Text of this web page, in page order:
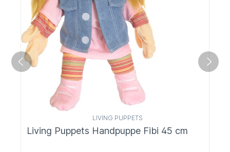
LIVING PUPPETS
Living Puppets Handpuppe Fibi 45 cm